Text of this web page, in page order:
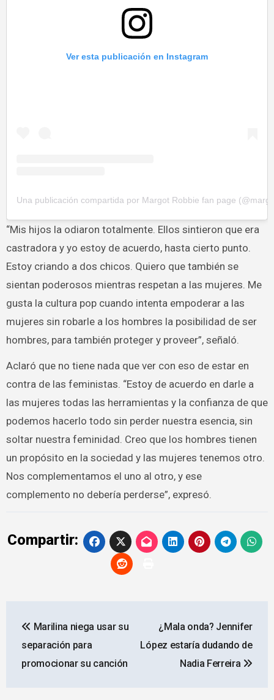
Ver esta publicación en Instagram
Una publicación compartida por Margot Robbie fan page
“Mis hijos la odiaron totalmente. Ellos sintieron que era
castradora y yo estoy de acuerdo, hasta cierto punto.
Estoy criando a dos chicos. Quiero que también se
sientan poderosos mientras respetan a las mujeres. Me
gusta la cultura pop cuando intenta empoderar a las
mujeres sin robarle a los hombres la posibilidad de ser
hombres, para también proteger y proveer”, señaló.
Aclaró que no tiene nada que ver con eso de estar en
contra de las feministas. “Estoy de acuerdo en darle a
las mujeres todas las herramientas y la confianza de que
podemos hacerlo todo sin perder nuestra esencia, sin
soltar nuestra feminidad. Creo que los hombres tienen
un propósito en la sociedad y las mujeres tenemos otro.
Nos complementamos el uno al otro, y ese
complemento no debería perderse”, expresó.
Compartir:
de
entradas
Marilina niega usar su
separación para
promocionar su canción
¿Mala onda? Jennifer
López estaría dudando de
Nadia Ferreira